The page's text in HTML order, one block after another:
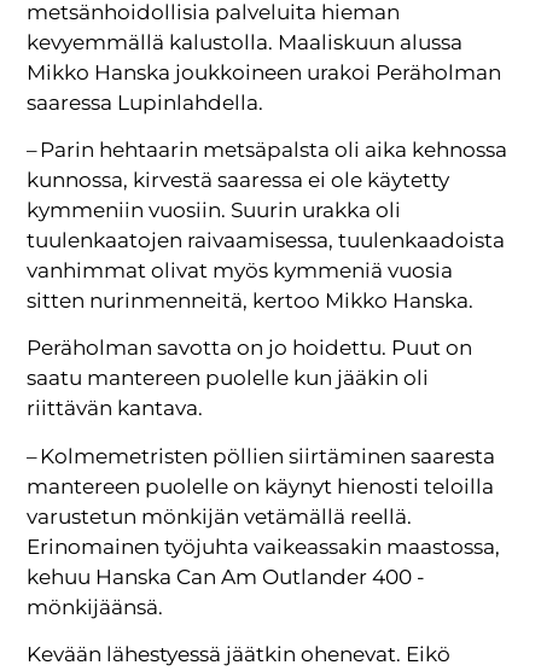
metsänhoidollisia palveluita hieman
kevyemmällä kalustolla. Maaliskuun alussa
Mikko Hanska joukkoineen urakoi Peräholman
saaressa Lupinlahdella.
– Parin hehtaarin metsäpalsta oli aika kehnossa
kunnossa, kirvestä saaressa ei ole käytetty
kymmeniin vuosiin. Suurin urakka oli
tuulenkaatojen raivaamisessa, tuulenkaadoista
vanhimmat olivat myös kymmeniä vuosia
sitten nurinmenneitä, kertoo Mikko Hanska.
Peräholman savotta on jo hoidettu. Puut on
saatu mantereen puolelle kun jääkin oli
riittävän kantava.
– Kolmemetristen pöllien siirtäminen saaresta
mantereen puolelle on käynyt hienosti teloilla
varustetun mönkijän vetämällä reellä.
Erinomainen työjuhta vaikeassakin maastossa,
kehuu Hanska Can Am Outlander 400 -
mönkijäänsä.
Kevään lähestyessä jäätkin ohenevat. Eikö